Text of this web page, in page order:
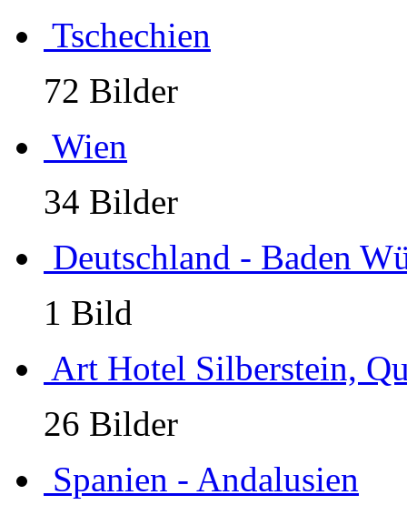
Tschechien
72 Bilder
Wien
34 Bilder
Deutschland - Baden
1 Bild
Art Hotel Silberstein,
26 Bilder
Spanien - Andalusien